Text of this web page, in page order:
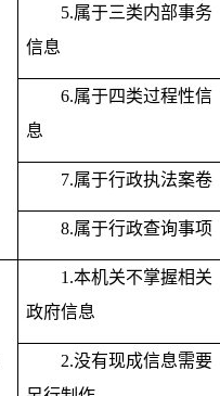
5.属于三类内部事务
信息
6.属于四类过程性信
息
7.属于行政执法案卷
8.属于行政查询事项
1.本机关不掌握相关
政府信息
2.没有现成信息需要